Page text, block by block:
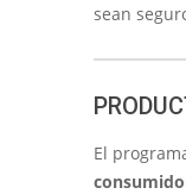
sean
El